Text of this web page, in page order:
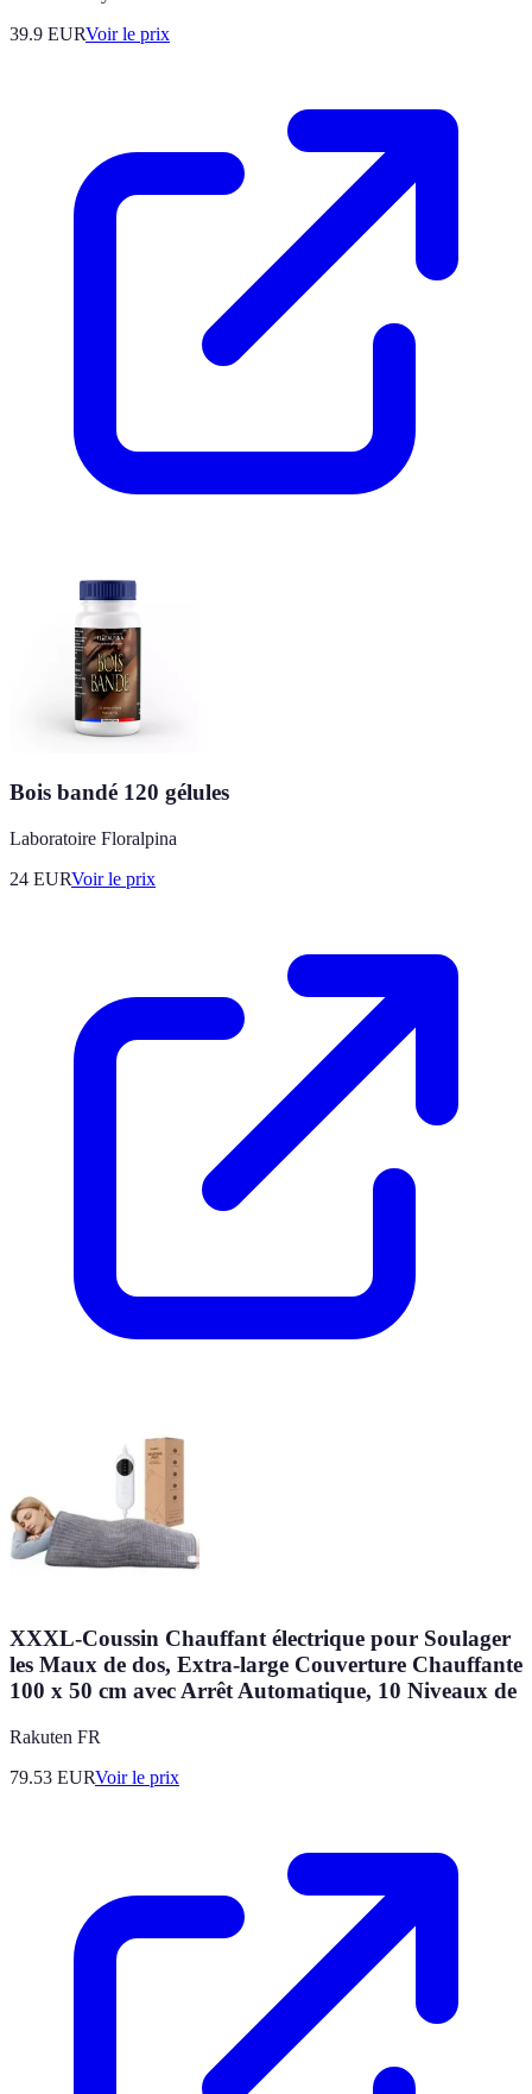
39.9 EURVoir le prix
Bois bandé 120 gélules
Laboratoire Floralpina
24 EURVoir le prix
XXXL-Coussin Chauffant électrique pour Soulager
les Maux de dos, Extra-large Couverture Chauffante
100 x 50 cm avec Arrêt Automatique, 10 Niveaux de
Rakuten FR
79.53 EURVoir le prix